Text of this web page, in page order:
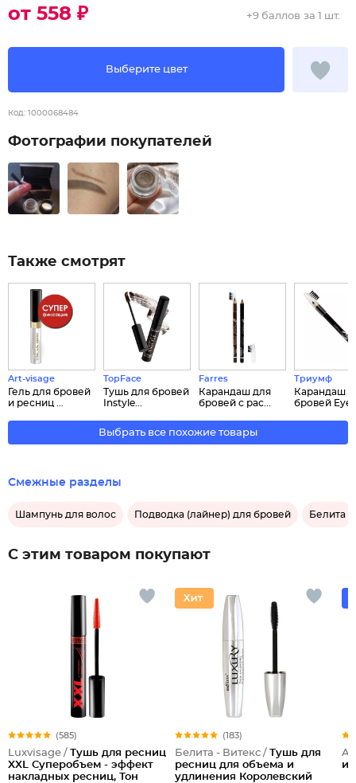
от 558 ₽
Выберите цвет
+9 баллов за 1 шт.
Код: 1000068484
Фотографии покупателей
Также смотрят
Art-visage
Гель для бровей
и ресниц ...
TopFace
Тушь для бровей
Instyle...
Farres
Карандаш для
бровей с рас...
Триумф
Карандаш
бровей
Выбрать все похожие товары
Смежные разделы
Шампунь для волос Подводка (лайнер) для бровей Белита
С этим товаром покупают
(585)
Luxvisage / Тушь для ресниц
XXL Суперобъем - эффект
накладных ресниц, Тон
(183)
Белита - Витекс / Тушь для
ресниц для объема и
удлинения Королевский
и